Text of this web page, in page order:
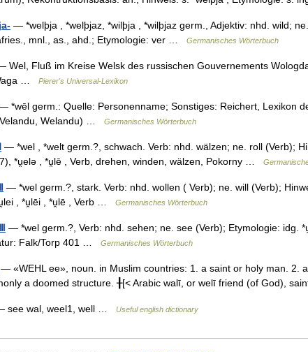
— *welþja , *welþjaz, *wilþja , *wilþjaz germ., Adjektiv: nhd. wild;
mnl., as., ahd.; Etymologie: ver …
Germanisches Wörterbuch
Wel, Fluß im Kreise Welsk des russischen Gouvernements
…
Pierer's Universal-Lexikon
*wēl germ.: Quelle: Personenname; Sonstiges: Reichert, Lexikon
Welandu) …
Germanisches Wörterbuch
— *wel , *welt germ.?, schwach. Verb: nhd. wälzen; ne. roll (Verb);
*u̯elə , *u̯lē , Verb, drehen, winden, wälzen, Pokorny …
— *wel germ.?, stark. Verb: nhd. wollen ( Verb); ne. will (Verb);
, *u̯lēi , *u̯lē , Verb …
Germanisches Wörterbuch
— *wel germ.?, Verb: nhd. sehen; ne. see (Verb); Etymologie: idg.
Falk/Torp 401 …
Germanisches Wörterbuch
— «WEHL ee», noun. in Muslim countries: 1. a saint or holy man. 2.
a doomed structure. ╂[< Arabic walī, or welī friend (of God),
see wal, weel1, well … Useful english dictionary